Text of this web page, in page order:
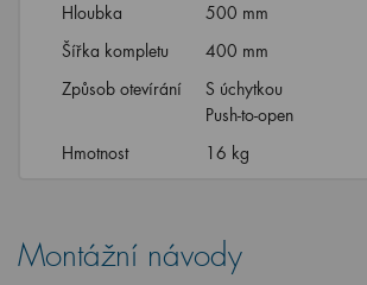
Hloubka
500 mm
Šířka kompletu
400 mm
Způsob otevírání
S úchytkou
Push-to-open
Hmotnost
16 kg
Montážní návody